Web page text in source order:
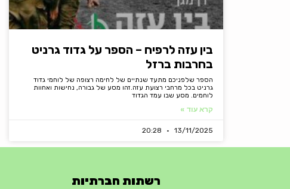
בין עזה לרפיח – הספר על גדוד גרניט
בחרבות ברזל
הספר שלפניכם מתעד שנתיים של לחימה רצופה של לוחמי גדוד
גרניט בכל מרחבי רצועת עזה.זהו מסע של גבורה, נחישות ואחוות
לוחמים. מסע שבו עמד הגדוד
קרא עוד »
13/11/2025
רשתות חברתיות